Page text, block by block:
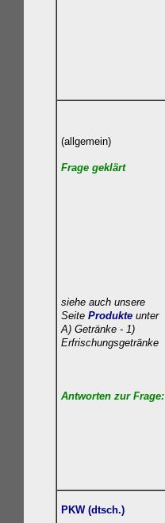
(allgemein)
Frage geklärt
siehe auch unsere
Seite Produkte unter
A) Getränke - 1)
Erfrischungsgetränke
Antworten zur Frage:
PKW (dtsch.)